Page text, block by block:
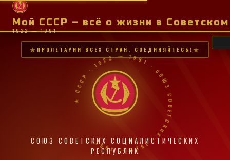
Мой СССР – всё о жизни в
1922 — 1991
ПРОЛЕТАРИИ ВСЕХ СТРАН, СОЕДИНЯЙТЕСЬ!
★ СССР · 1922 — 1991 · СОЮЗ СОВЕТСКИХ · 1922 — 1991 ·
СОЮЗ СОВЕТСКИХ СОЦИАЛИСТИЧЕСКИХ
РЕСПУБЛИК